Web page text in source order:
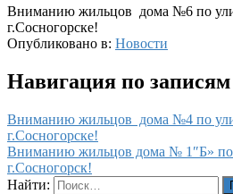
Вниманию жильцов дома №6 по
г.Сосногорске!
Опубликовано в: Новости
Навигация по записям
Вниманию жильцов дома №4 по
г.Сосногорске!
Вниманию жильцов дома № 1″Б» по
г.Сосногорск!
Найти: